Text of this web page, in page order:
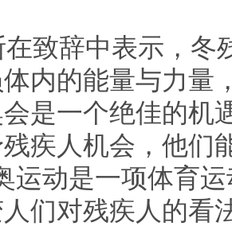
在致辞中表示，冬
体内的能量与力量
是一个绝佳的机
疾人机会，他们
运动是一项体育
们对残疾人的看